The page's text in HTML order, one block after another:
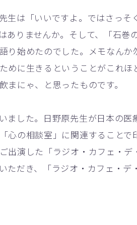
生は「いいですよ。ではさっそ
ありませんか。そして、「石
り始めたのでした。メモなん
めに生きるということがこれ
まにゃ、と思ったものです。
ました。日野原先生が日本の
心の相談室」に関連すること
出演した「ラジオ・カフェ・
ただき、「ラジオ・カフェ・
１７年７